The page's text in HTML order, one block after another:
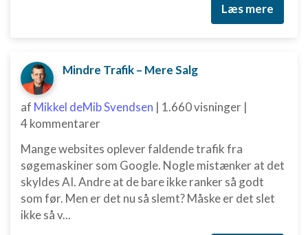
Læs mere
Mindre Trafik – Mere Salg
af Mikkel deMib Svendsen | 1.660 visninger |
4 kommentarer
Mange websites oplever faldende trafik fra
søgemaskiner som Google. Nogle mistænker at det
skyldes AI. Andre at de bare ikke ranker så godt
som før. Men er det nu så slemt? Måske er det slet
ikke så v...